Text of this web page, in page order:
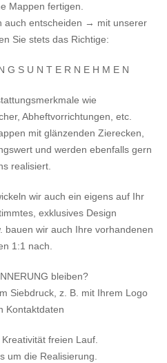
Mappen fertigen.
auch entscheiden → mit unserer
Sie stets das Richtige:
G S U N T E R N E H M E N
wie
Abheftvorrichtungen, etc.
mit glänzenden Zierecken,
und werden ebenfalls gern
realisiert.
wir auch ein eigens auf Ihr
exklusives Design
bauen wir auch Ihre vorhandenen
1:1 nach.
bleiben?
Siebdruck, z. B. mit Ihrem Logo
Kontaktdaten
freien Lauf.
um die Realisierung.